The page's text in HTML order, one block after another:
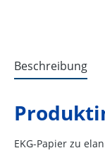
Beschreibung
EKG-Papier zu